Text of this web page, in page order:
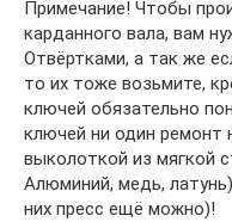
Примечание! Чтобы
карданного вала, вам
Отвёртками, а так же
то их тоже возьмите,
ключей обязательно
ключей ни один ремонт
выколоткой из мягкой
Алюминий, медь,
них пресс ещё можно)!